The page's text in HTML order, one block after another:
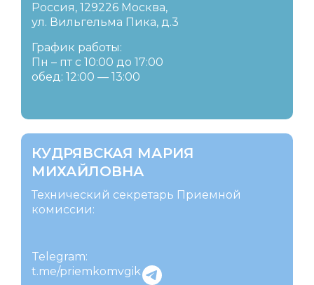
Россия, 129226 Москва,
ул. Вильгельма Пика, д.3
График работы:
Пн – пт с 10:00 до 17:00
обед: 12:00 — 13:00
КУДРЯВСКАЯ МАРИЯ
МИХАЙЛОВНА
Технический секретарь Приемной
комиссии:
Telegram:
t.me/priemkomvgik